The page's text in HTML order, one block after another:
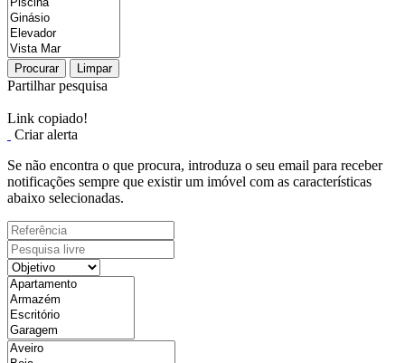
Procurar Limpar
Partilhar pesquisa
Link copiado!
Criar alerta
Se não encontra o que procura, introduza o seu email para receber
notificações sempre que existir um imóvel com as características
abaixo selecionadas.